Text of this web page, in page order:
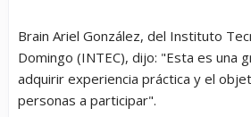
Brain Ariel González, del Instituto
Domingo (INTEC), dijo: "Esta es una
adquirir experiencia práctica y el
personas a participar".